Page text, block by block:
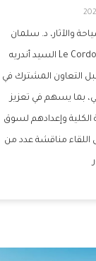
والآثار، د. سلمان
العتيبي، رئيس معهد Le Cordon Bleu السيد أندريه
التعاون المشترك في
بما يسهم في تعزيز
الكلية وإعدادهم لسوق
اللقاء مناقشة عدد من